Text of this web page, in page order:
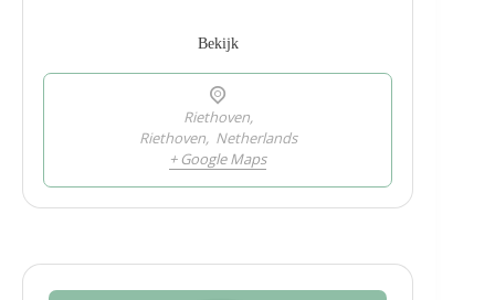
Bekijk
Riethoven,
Riethoven, Netherlands
+ Google Maps